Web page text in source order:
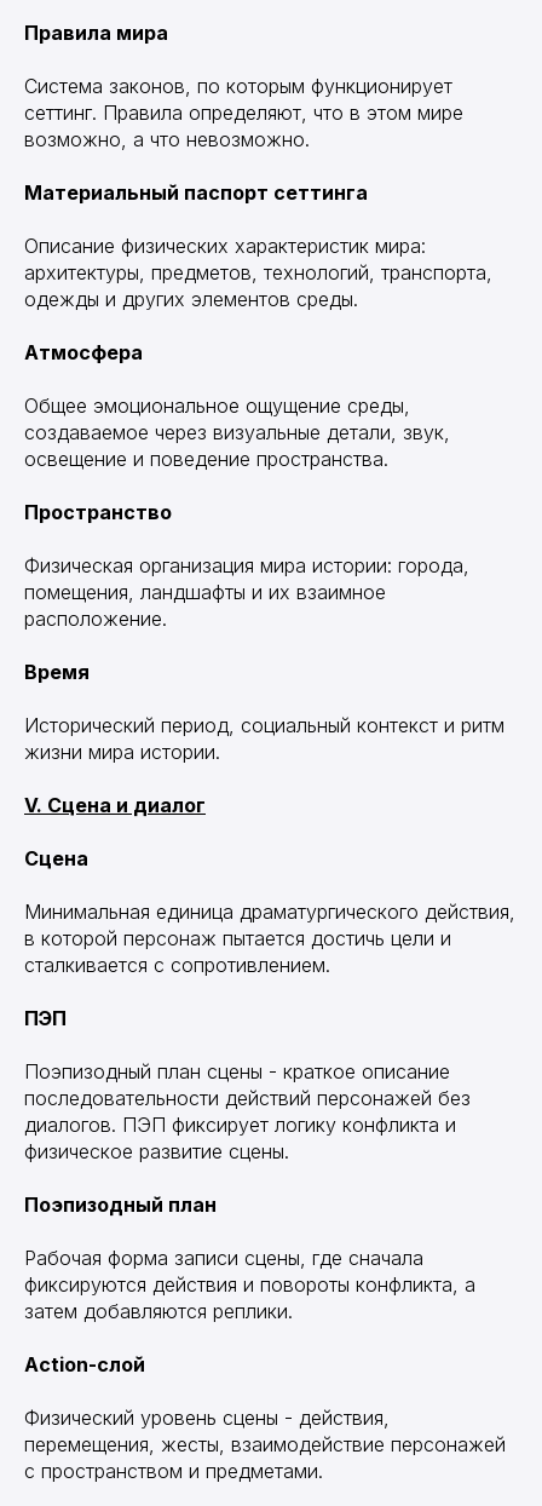
Правила мира
Система законов, по которым функционирует
сеттинг. Правила определяют, что в этом мире
возможно, а что невозможно.
Материальный паспорт сеттинга
Описание физических характеристик мира:
архитектуры, предметов, технологий, транспорта,
одежды и других элементов среды.
Атмосфера
Общее эмоциональное ощущение среды,
создаваемое через визуальные детали, звук,
освещение и поведение пространства.
Пространство
Физическая организация мира истории: города,
помещения, ландшафты и их взаимное
расположение.
Время
Исторический период, социальный контекст и ритм
жизни мира истории.
V. Сцена и диалог
Сцена
Минимальная единица драматургического действия,
в которой персонаж пытается достичь цели и
сталкивается с сопротивлением.
ПЭП
Поэпизодный план сцены - краткое описание
последовательности действий персонажей без
диалогов. ПЭП фиксирует логику конфликта и
физическое развитие сцены.
Поэпизодный план
Рабочая форма записи сцены, где сначала
фиксируются действия и повороты конфликта, а
затем добавляются реплики.
Action-слой
Физический уровень сцены - действия,
перемещения, жесты, взаимодействие персонажей
с пространством и предметами.